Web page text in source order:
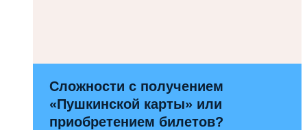
Сложности с получением
«Пушкинской карты» или
приобретением билетов?